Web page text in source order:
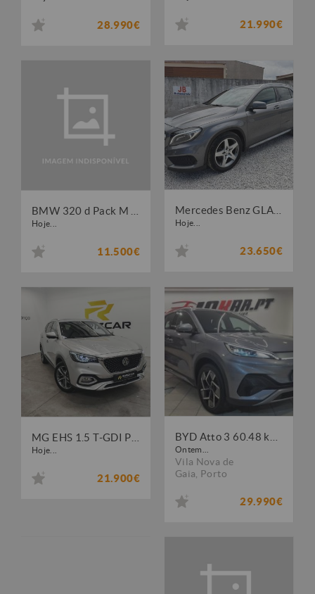
28.990€ 21.990€
Hoje...
11.500€
Hoje...
23.650€
Hoje...
21.900€
Ontem...
Vila Nova de
Gaia Porto
29.990€